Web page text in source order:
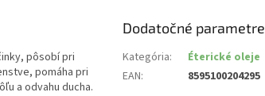
pôsobí pri
pomáha pri
a odvahu ducha.
Dodatočné parametre
Kategória:
Éterické oleje
EAN: 8595100204295